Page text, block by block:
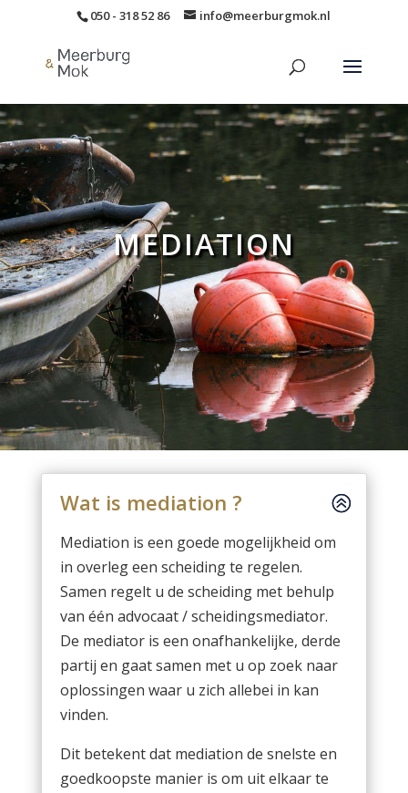
050 - 318 52 86 info@meerburgmok.nl
MEDIATION
Wat is mediation ?
Mediation is een goede mogelijkheid om
in overleg een scheiding te regelen.
Samen regelt u de scheiding met behulp
van één advocaat / scheidingsmediator.
De mediator is een onafhankelijke, derde
partij en gaat samen met u op zoek naar
oplossingen waar u zich allebei in kan
vinden.
Dit betekent dat mediation de snelste en
goedkoopste manier is om uit elkaar te